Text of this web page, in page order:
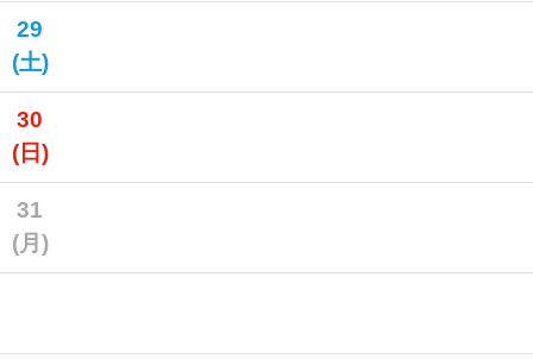
29
(土)
30
(日)
31
(月)